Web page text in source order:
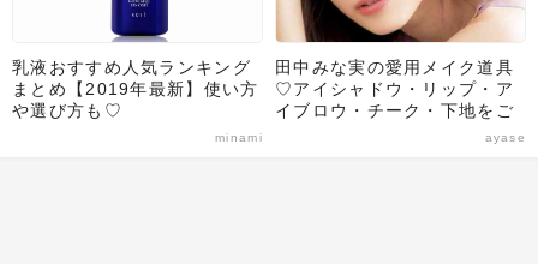
乳液おすすめ人気ランキング
まとめ【2019年最新】使い方
や選び方も♡
minami
田中みな実の愛用メイク道具
♡アイシャドウ・リップ・ア
イブロウ・チーク・下地をご
ayase